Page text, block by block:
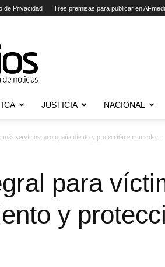
de Privacidad Tres premisas para publicar en
JUSTICIA NACIONAL
servicios, acompañamiento y protección en un solo...
para
y